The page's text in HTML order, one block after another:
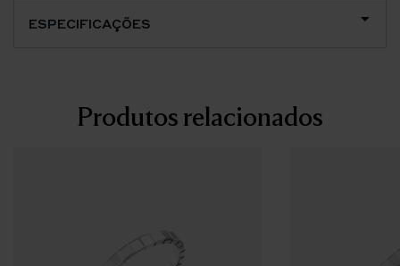
ESPECIFICAÇÕES
Produtos relacionados